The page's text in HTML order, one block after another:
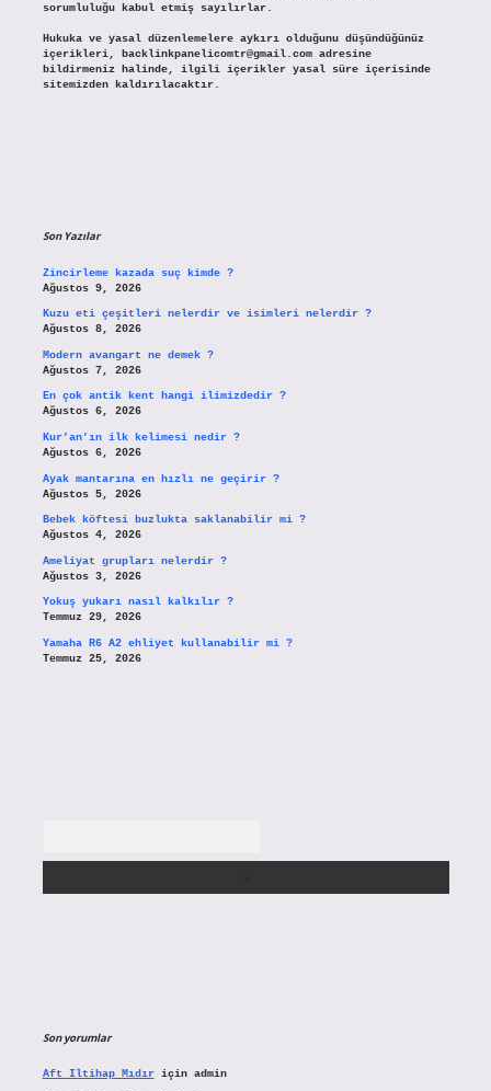
sorumluluğu kabul etmiş sayılırlar.
Hukuka ve yasal düzenlemelere aykırı olduğunu düşündüğünüz
içerikleri,
backlinkpanelicomtr@gmail.comadresine
bildirmeniz halinde, ilgili içerikler yasal süre içerisinde
sitemizden kaldırılacaktır.
Son Yazılar
Zincirleme kazada suç kimde ?
Ağustos 9, 2026
Kuzu eti çeşitleri nelerdir ve isimleri nelerdir ?
Ağustos 8, 2026
Modern avangart ne demek ?
Ağustos 7, 2026
En çok antik kent hangi ilimizdedir ?
Ağustos 6, 2026
Kur’an’ın ilk kelimesi nedir ?
Ağustos 6, 2026
Ayak mantarına en hızlı ne geçirir ?
Ağustos 5, 2026
Bebek köftesi buzlukta saklanabilir mi ?
Ağustos 4, 2026
Ameliyat grupları nelerdir ?
Ağustos 3, 2026
Yokuş yukarı nasıl kalkılır ?
Temmuz 29, 2026
Yamaha R6 A2 ehliyet kullanabilir mi ?
Temmuz 25, 2026
Son yorumlar
Aft Iltihap Mıdıriçin admin